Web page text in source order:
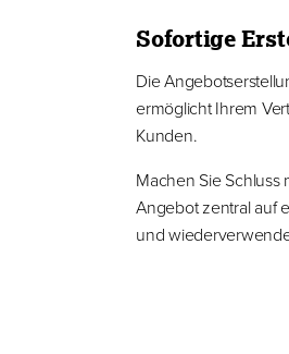
Sofortige
Die
ermöglicht Ihrem
Kunden.
Machen Sie Schluss
Angebot zentral auf
und